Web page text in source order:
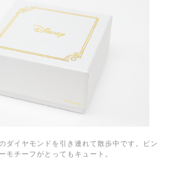
ダイヤモンドを引き連れて散歩中です。ピン
モチーフがとってもキュート。